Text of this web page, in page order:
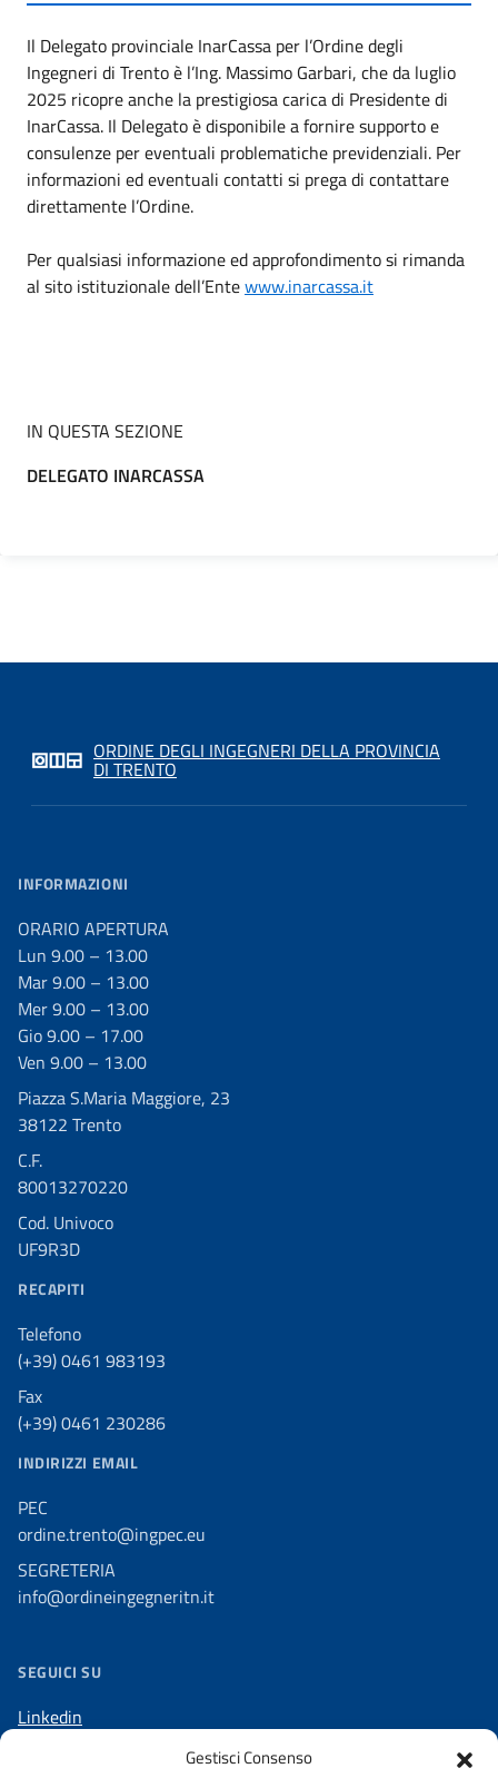
Gestisci Consenso
Il Delegato provinciale InarCassa per l’Ordine degli
Ingegneri di Trento è l’Ing. Massimo Garbari, che da luglio
2025 ricopre anche la prestigiosa carica di Presidente di
InarCassa. Il Delegato è disponibile a fornire supporto e
consulenze per eventuali problematiche previdenziali. Per
informazioni ed eventuali contatti si prega di contattare
direttamente l’Ordine.
Per qualsiasi informazione ed approfondimento si rimanda
al sito istituzionale dell’Entewww.inarcassa.it
IN QUESTA SEZIONE
DELEGATO INARCASSA
ORDINE DEGLI INGEGNERI DELLA PROVINCIA
DI TRENTO
INFORMAZIONI
ORARIO APERTURA
Lun 9.00 – 13.00
Mar 9.00 – 13.00
Mer 9.00 – 13.00
Gio 9.00 – 17.00
Ven 9.00 – 13.00
Piazza S.Maria Maggiore, 23
38122 Trento
C.F.
80013270220
Cod. Univoco
UF9R3D
RECAPITI
Telefono
(+39) 0461 983193
Fax
(+39) 0461 230286
INDIRIZZI EMAIL
PEC
ordine.trento@ingpec.eu
SEGRETERIA
info@ordineingegneritn.it
SEGUICI SU
Linkedin